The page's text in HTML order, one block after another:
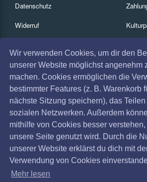
Wir verwenden Cookies, um dir den
unserer Website möglichst angenehm
machen. Cookies ermöglichen die
bestimmter Features (z. B. Warenkorb
nächste Sitzung speichern), das Teilen
sozialen Netzwerken. Außerdem
mithilfe von Cookies besser
unsere Seite genutzt wird. Durch die
unserer Website erklärst du dich mit
Verwendung von Cookies
Mehr lesen
Datenschutz
Widerruf
Absagen
Coronavirus (COVID 19)